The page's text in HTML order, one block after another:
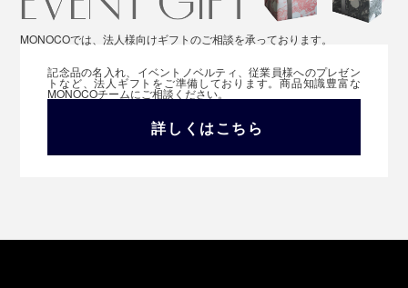
MONOCOでは、法人様向けギフトのご相談を承っております。
記念品の名入れ、イベントノベルティ、従業員様へのプレゼン
トなど、法人ギフトをご準備しております。商品知識豊富な
MONOCOチームにご相談ください。
詳しくはこちら